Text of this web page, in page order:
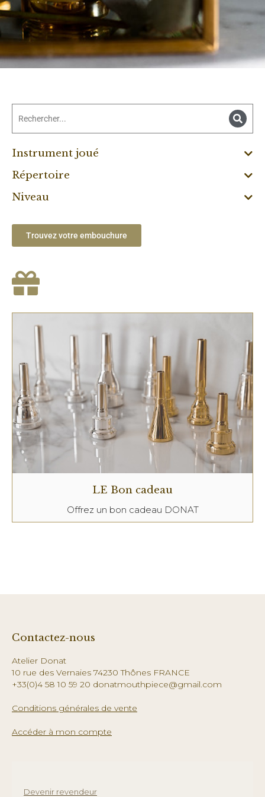
Instrument joué
Répertoire
Niveau
Trouvez votre embouchure
LE Bon cadeau
Offrez un bon cadeau DONAT
Contactez-nous
Atelier Donat
10 rue des Vernaies 74230 Thônes FRANCE
+33(0)4 58 10 59 20 donatmouthpiece@gmail.com
Conditions générales de vente
Accéder à mon compte
Devenir revendeur